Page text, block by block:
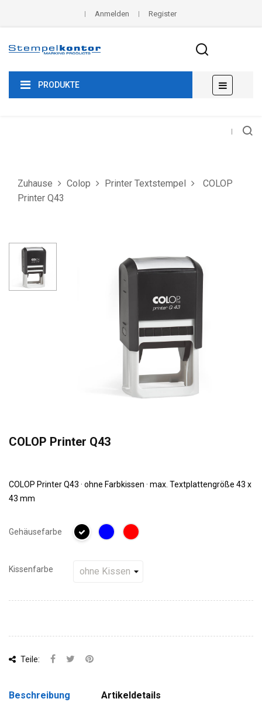
Anmelden Register
PRODUKTE
der
☰
Zuhause Colop Printer Textstempel
COLOP
Printer Q43
COLOP Printer Q43
COLOP Printer Q43 · ohne Farbkissen · max. Textplattengröße 43 x
43 mm
Gehäusefarbe
Kissenfarbe
Teile:
Beschreibung Artikeldetails